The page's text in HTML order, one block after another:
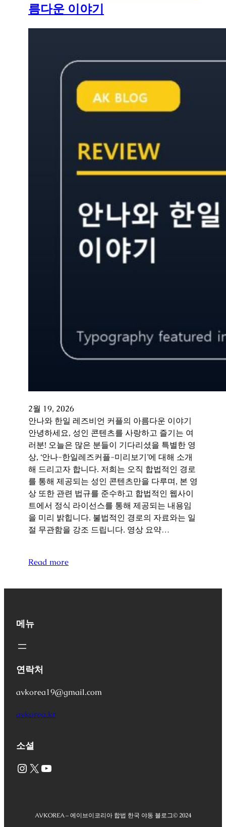
름다운 이야기
2월 19, 2026
안나와 한일 레즈비언 커플의 아름다운 이야기
안녕하세요, 성인 콘텐츠를 사랑하고 즐기는 여
러분! 오늘은 많은 분들이 기다리셨을 특별한 영
상, ‘안나-한일레즈커플-미리보기’에 대해 소개
해 드리고자 합니다. 저희는 오직 합법적인 경로
를 통해 제공되는 성인 콘텐츠만을 다루며, 본 영
상 또한 관련 법규를 준수하고 합법적인 웹사이
트에서 정식 라이선스를 통해 제공되는 내용임
을 미리 밝힙니다. 불법적인 경로의 자료와는 일
절 무관함을 강조 드립니다. 영상 요약…
Read more
메뉴
연락처
avkorea19@gmail.com
avkorea.kr
소셜
Instagram X YouTube
AVKOREA – 에이브이코리아 합법 한국 야동 블로그© 2024